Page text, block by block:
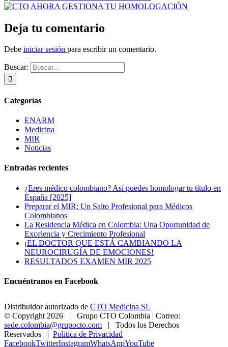
Deja tu comentario
Debe iniciar sesión para escribir un comentario.
Buscar:
Categorías
ENARM
Medicina
MIR
Noticias
Entradas recientes
¿Eres médico colombiano? Así puedes homologar tu título en
España [2025]
Preparar el MIR: Un Salto Profesional para Médicos
Colombianos
La Residencia Médica en Colombia: Una Oportunidad de
Excelencia y Crecimiento Profesional
¡EL DOCTOR QUE ESTÁ CAMBIANDO LA
NEUROCIRUGÍA DE EMOCIONES!
RESULTADOS EXAMEN MIR 2025
Encuéntranos en Facebook
Distribuidor autorizado de CTO Medicina SL
© Copyright 2026 | Grupo CTO Colombia | Correo:
sede.colombia@grupocto.com | Todos los Derechos
Reservados | Política de Privacidad
FacebookTwitterInstagramWhatsAppYouTube